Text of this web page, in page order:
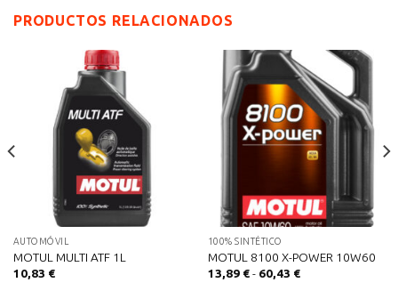
PRODUCTOS RELACIONADOS
AUTOMÓVIL
MOTUL MULTI ATF 1L
10,83 €
100% SINTÉTICO
MOTUL 8100 X-POWER 10W60
13,89 € - 60,43 €Rango